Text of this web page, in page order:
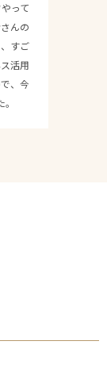
って
んの
すご
活用
、今